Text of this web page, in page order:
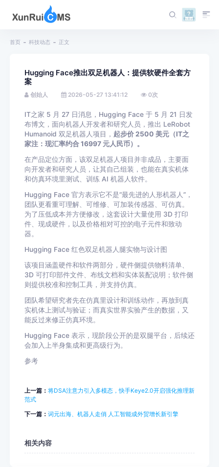
首页 科技动态 正文
Hugging Face推出双足机器人：提供软硬件全套方
案
创始人 2026-05-27 13:41:12 0次
IT之家 5 月 27 日消息，Hugging Face 于 5 月 21 日发
布博文，面向机器人开发者和研究人员，推出 LeRobot
Humanoid 双足机器人项目， 起步价 2500 美元（IT之
家注：现汇率约合 16997 元人民币）。
在产品定位方面，该双足机器人项目并非成品，主要面
向开发者和研究人员，让其自己组装，也能在真实机体
和仿真环境里测试、训练 AI 机器人软件。
Hugging Face 官方表示它不是“最先进的人形机器人”，
团队更看重可理解、可维修、可加装传感器、可仿真。
为了压低成本并方便修改，这套设计大量使用 3D 打印
件、现成硬件，以及价格相对可控的电子元件和致动
器。
Hugging Face 红色双足机器人腿实物与设计图
该项目涵盖硬件和软件两部分，硬件侧提供物料清单、
3D 可打印部件文件、布线文档和实体装配说明；软件侧
则提供校准和控制工具，并支持仿真。
团队希望研究者先在仿真里设计和训练动作，再放到真
实机体上测试与验证；而真实世界实验产生的数据，又
能反过来修正仿真环境。
Hugging Face 表示，现阶段公开的是双腿平台，后续还
会加入上半身集成和更高级行为。
参考
上一篇： 将DSA注意力引入多模态，快手Keye2.0开启强化推理新
范式
下一篇： 词元出海、机器人走俏 人工智能成外贸增长新引擎
相关内容